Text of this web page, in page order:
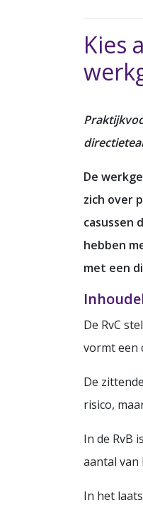
Kies
De
zich over
casussen
hebben
met een
De RvC
vormt een
De
risico,
In de RvB
aantal
In het